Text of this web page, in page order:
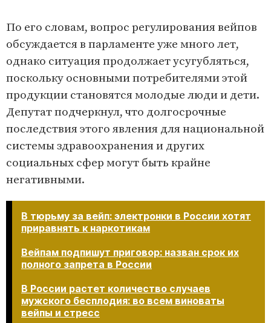
По его словам, вопрос регулирования вейпов
обсуждается в парламенте уже много лет,
однако ситуация продолжает усугубляться,
поскольку основными потребителями этой
продукции становятся молодые люди и дети.
Депутат подчеркнул, что долгосрочные
последствия этого явления для национальной
системы здравоохранения и других
социальных сфер могут быть крайне
негативными.
В тюрьму за вейп: электронки в России хотят
приравнять к наркотикам
Вейпам подпишут приговор: назван срок их
полного запрета в России
В России растет количество случаев
мужского бесплодия: во всем виноваты
вейпы и стресс​​​​​​​